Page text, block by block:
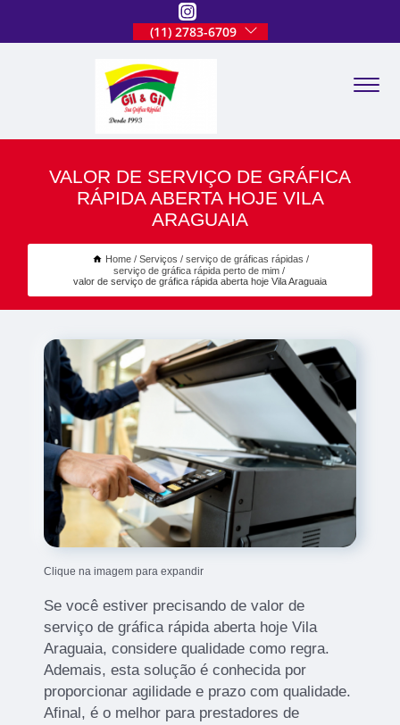
(11) 2783-6709
VALOR DE SERVIÇO DE GRÁFICA
RÁPIDA ABERTA HOJE VILA
ARAGUAIA
Home Serviços
serviço de gráficas rápidas
serviço de gráfica rápida perto de mim
valor de serviço de gráfica rápida aberta hoje Vila Araguaia
Clique na imagem para expandir
Se você estiver precisando de valor de
serviço de gráfica rápida aberta hoje Vila
Araguaia, considere qualidade como regra.
Ademais, esta solução é conhecida por
proporcionar agilidade e prazo com qualidade.
Afinal, é o melhor para prestadores de